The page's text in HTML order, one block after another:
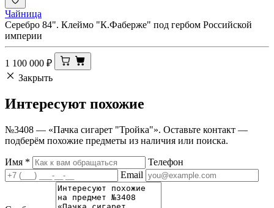
Чайница
Серебро 84". Клеймо "К.Фаберже" под гербом Российской
империи
1 100 000 ₽
Закрыть
Интересуют похожие
№3408 — «Пачка сигарет "Тройка"». Оставьте контакт —
подберём похожие предметы из наличия или поиска.
Имя *
Телефон
Email